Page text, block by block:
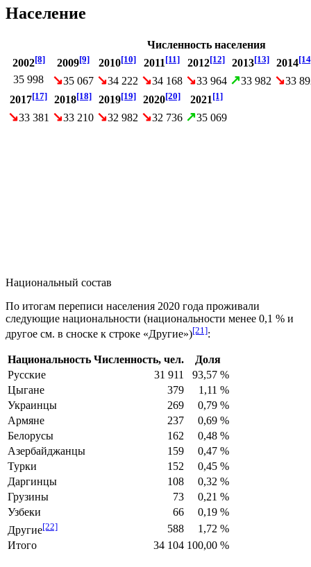
Население
Численность населения
2002[8] 2009[9] 2010[10] 2011 [11] 2012[12] 2013[13] 2014
35 998 ↘35 067 ↘34 222 ↘34 168 ↘33 964 ↗33 982 ↘33
2017[17] 2018[18] 2019[19] 2020[20] 2021 [1]
↘33 381 ↘33 210 ↘32 982 ↘32 736 ↗35 069
Национальный состав
По итогам переписи населения 2020 года проживали
следующие национальности (национальности менее 0,1 % и
другое см. в сноске к строке «Другие»)[21]:
Национальность Численность, чел.
Доля
Русские
31 911
93,57 %
Цыгане
379
1,11 %
Украинцы
269
0,79 %
Армяне
237
0,69 %
Белорусы
162
0,48 %
Азербайджанцы
159
0,47 %
Турки
152
0,45 %
Даргинцы
108
0,32 %
Грузины
73
0,21 %
Узбеки
66
0,19 %
Другие[22] 588
1,72 %
Итого
34 104 100,00 %